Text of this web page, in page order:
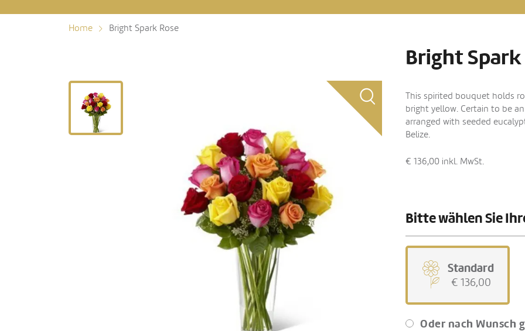
Home Bright Spark Rose
Bright Spark
This spirited bouquet holds
bright yellow. Certain to be
arranged with seeded
Belize.
€ 136,00 inkl. MwSt.
Bitte wählen Sie
Standard
€ 136,00
Oder nach Wunsch